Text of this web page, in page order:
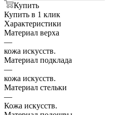
Купить
Купить в 1 клик
Характеристики
Материал верха
—
кожа искусств.
Материал подклада
—
кожа искусств.
Материал стельки
—
Кожа искусств.